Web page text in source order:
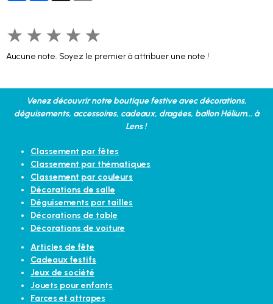
★ ★ ★ ★ ★
Aucune note. Soyez le premier à attribuer une note !
Venez découvrir notre boutique festive avec décorations,
déguisements, accessoires, cadeaux, dragées, ballon Hélium... à
Lens !
Classement par fêtes
Classement par thématiques
Classement par couleurs
Décorations de salle
Déguisements par tailles
Décorations de table
Décorations de voiture
Articles de fête
Cadeaux festifs
Jeux de société
Jouets pour enfants
Farces et attrapes